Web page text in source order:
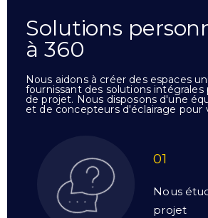
Solutions
à 360
Nous aidons à créer des espaces
fournissant des solutions
de projet. Nous disposons d'une
et de concepteurs d'éclairage pour
01
Nous
projet